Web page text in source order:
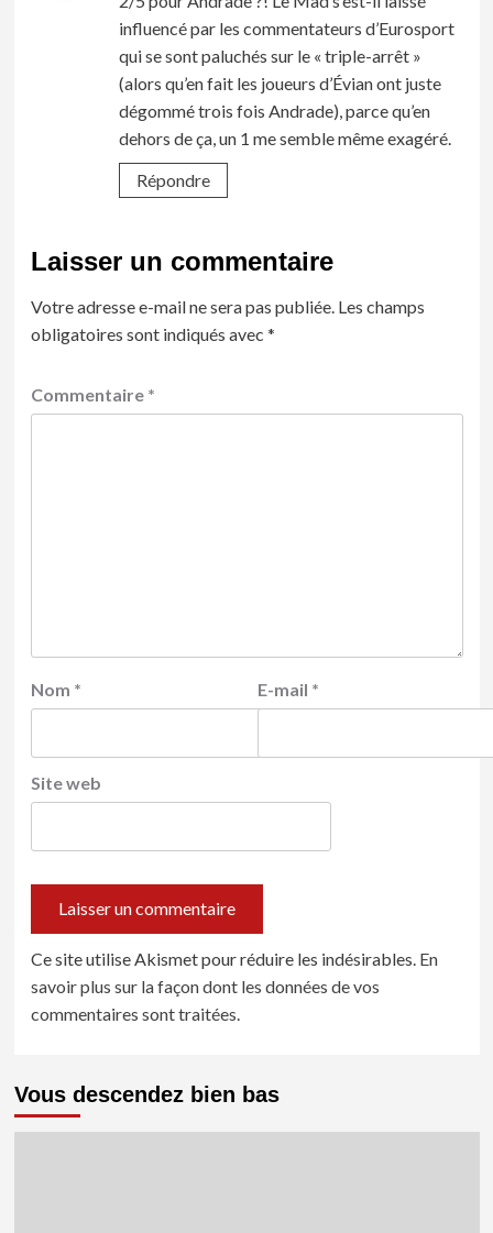
influencé par les commentateurs d’Eurosport
qui se sont paluchés sur le « triple-arrêt »
(alors qu’en fait les joueurs d’Évian ont juste
dégommé trois fois Andrade), parce qu’en
dehors de ça, un 1 me semble même exagéré.
Répondre
Laisser un commentaire
Votre adresse e-mail ne sera pas publiée. Les champs
obligatoires sont indiqués avec *
Commentaire *
Nom * E-mail *
Site web
Ce site utilise Akismet pour réduire les indésirables. En
savoir plus sur la façon dont les données de vos
commentaires sont traitées
Vous descendez bien bas